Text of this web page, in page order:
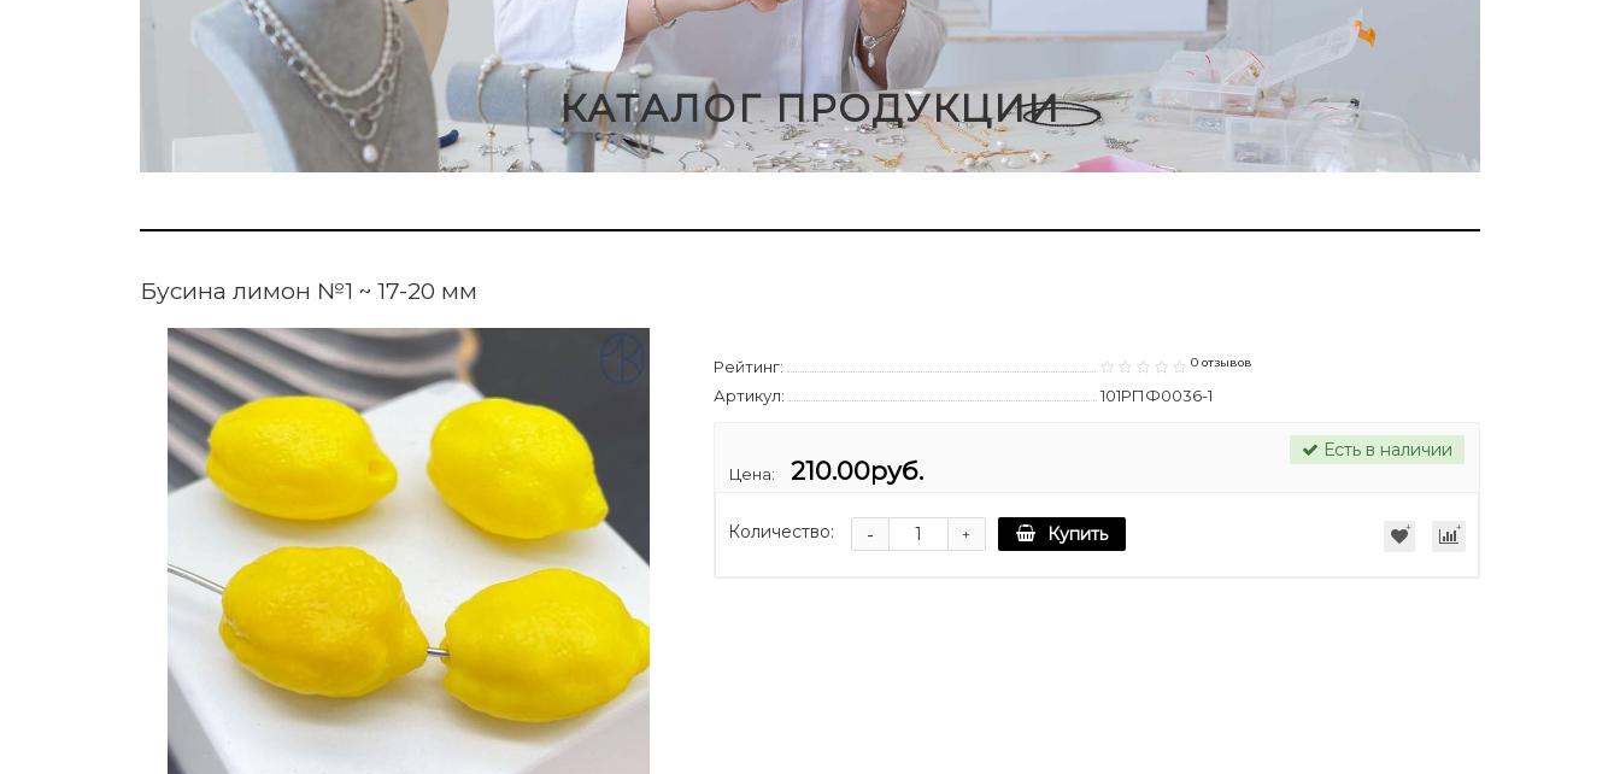
КАТАЛОГ ПРОДУКЦИИ
Бусина лимон №1 ~ 17-20 мм
Рейтинг: 0 отзывов
Артикул: 101РПФ0036-1
Цена: 210.00руб.
Есть в наличии
Количество: +
- Купить